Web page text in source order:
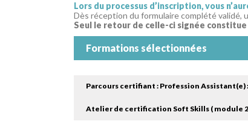
Lors du processus d’inscription, vous
Dès réception du formulaire complété validé,
Seul le retour de celle-ci signée
Formations sélectionnées
Atelier de certification Soft Skills ( module